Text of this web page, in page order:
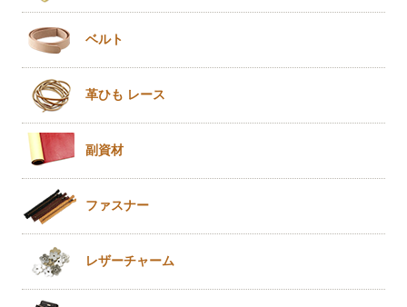
ベルト
革ひも レース
副資材
ファスナー
レザーチャーム